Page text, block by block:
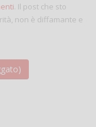
. Il post che sto
non è diffamante e